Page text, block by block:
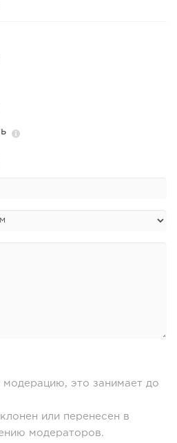
это занимает до
или перенесен в
модераторов.